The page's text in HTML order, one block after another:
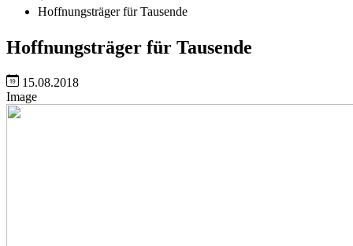
Hoffnungsträger für Tausende
Hoffnungsträger für Tausende
15.08.2018
Image